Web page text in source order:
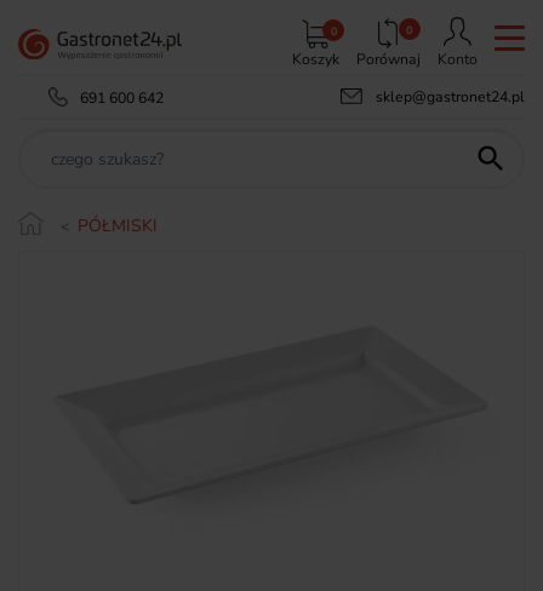
Koszyk
0 0
Porównaj
Konto
691 600 642
sklep@gastronet24.pl

PÓŁMISKI